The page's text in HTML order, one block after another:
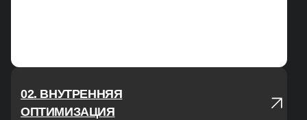
02. ВНУТРЕННЯЯ
ОПТИМИЗАЦИЯ